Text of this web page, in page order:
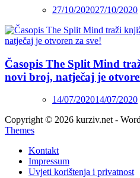
27/10/202027/10/2020
Časopis The Split Mind
novi broj, natječaj je
14/07/202014/07/2020
Copyright © 2026 kurziv.net -
Themes
Kontakt
Impressum
Uvjeti korištenja i privatnost